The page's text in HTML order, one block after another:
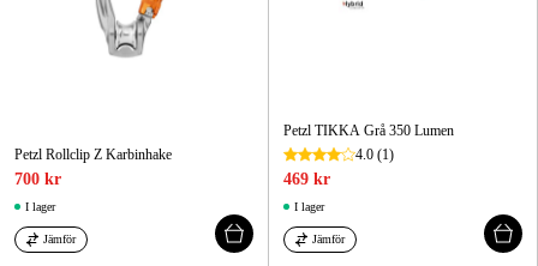
Petzl Rollclip Z Karbinhake
700 kr
I lager
Jämför
Petzl TIKKA Grå 350 Lumen
4.0 (1)
469 kr
I lager
Jämför